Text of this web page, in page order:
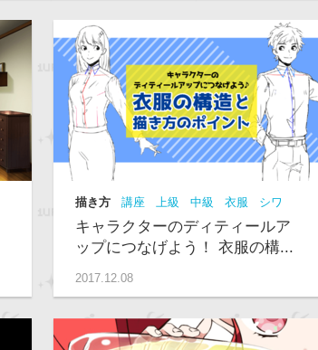
描き方 講座 上級 中級 衣服 シワ
キャラクターのディティールア
ップにつなげよう！ 衣服の構...
2017.12.08